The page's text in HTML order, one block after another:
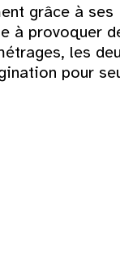
grâce à ses
à provoquer
les
pour